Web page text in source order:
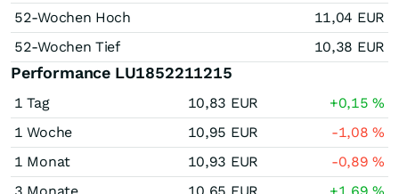
52-Wochen Hoch
11,04 EUR
52-Wochen Tief
10,38 EUR
Performance LU1852211215
1 Tag 10,83 EUR +0,15%
1 Woche
10,95 EUR -1,08%
1 Monat
10,93 EUR -0,89%